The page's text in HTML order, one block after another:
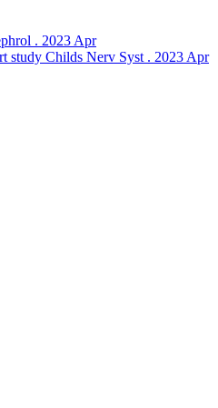
. 2023 Apr
study Childs Nerv Syst . 2023 Apr